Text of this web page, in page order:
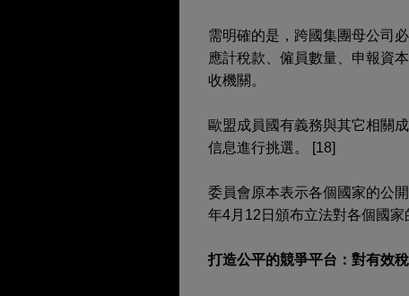
需明確的是，跨國集團母公司
應計稅款、僱員數量、申報資
收機關。
歐盟成員國有義務與其它相關
信息進行挑選。 [18]
委員會原本表示各個國家的公
年4月12日頒布立法對各個國
打造公平的競爭平台：對有效